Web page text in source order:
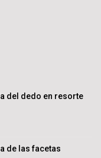
del dedo en resorte
de las facetas